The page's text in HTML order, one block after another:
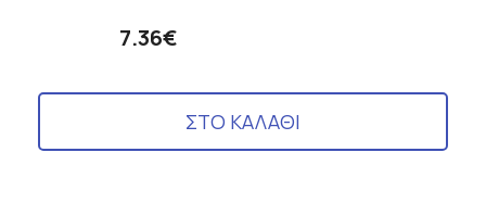
7.36€
ΣΤΟ ΚΑΛΑΘΙ